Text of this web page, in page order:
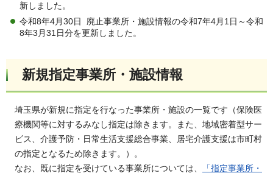
新しました。
令和8年4月30日 廃止事業所・施設情報の令和7年4月1日～令和
8年3月31日分を更新しました。
新規指定事業所・施設情報
埼玉県が新規に指定を行なった事業所・施設の一覧です（保険医
療機関等に対するみなし指定は除きます。また、地域密着型サー
ビス、介護予防・日常生活支援総合事業、居宅介護支援は市町村
の指定となるため除きます。）。
なお、既に指定を受けている事業所については、
「指定事業所・